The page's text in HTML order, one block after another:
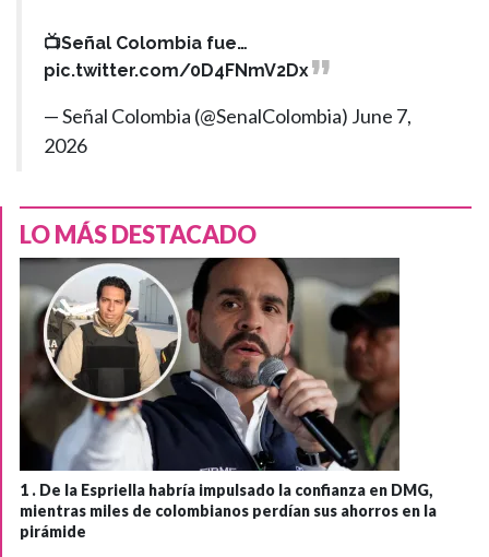
📺Señal Colombia fue…
pic.twitter.com/0D4FNmV2Dx
— Señal Colombia (@SenalColombia) June 7,
2026
LO MÁS DESTACADO
1 . De la Espriella habría impulsado la confianza en DMG,
mientras miles de colombianos perdían sus ahorros en la
pirámide